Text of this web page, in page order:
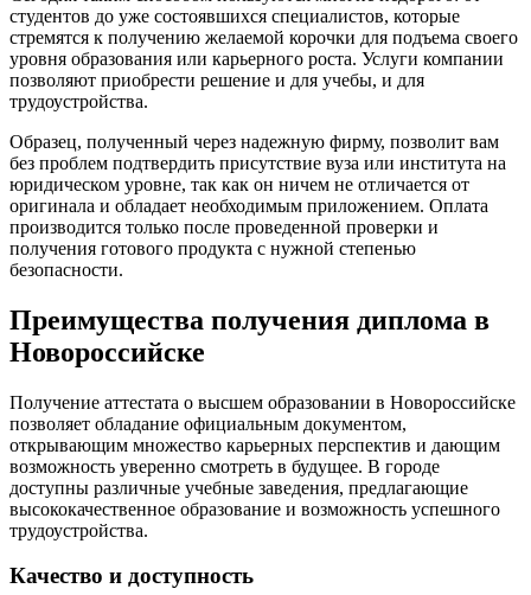
студентов до уже состоявшихся специалистов, которые
стремятся к получению желаемой корочки для подъема своего
уровня образования или карьерного роста. Услуги компании
позволяют приобрести решение и для учебы, и для
трудоустройства.
Образец, полученный через надежную фирму, позволит вам
без проблем подтвердить присутствие вуза или института на
юридическом уровне, так как он ничем не отличается от
оригинала и обладает необходимым приложением. Оплата
производится только после проведенной проверки и
получения готового продукта с нужной степенью
безопасности.
Преимущества получения диплома в
Новороссийске
Получение аттестата о высшем образовании в Новороссийске
позволяет обладание официальным документом,
открывающим множество карьерных перспектив и дающим
возможность уверенно смотреть в будущее. В городе
доступны различные учебные заведения, предлагающие
высококачественное образование и возможность успешного
трудоустройства.
Качество и доступность